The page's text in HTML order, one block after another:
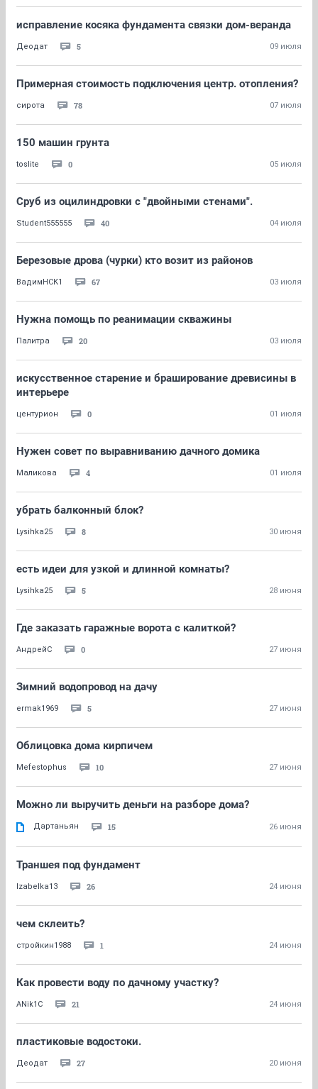
исправление косяка фундамента связки дом-веранда
Деодат 5 09 июля
Примерная стоимость подключения центр. отопления?
сирота 78 07 июля
150 машин грунта
toslite 0 05 июля
Сруб из оцилиндровки с "двойными стенами".
Student555555 40 04 июля
Березовые дрова (чурки) кто возит из районов
ВадимНСК1 67 03 июля
Нужна помощь по реанимации скважины
Палитра 20 03 июля
искусственное старение и браширование древисины в
интерьере
центурион 0 01 июля
Нужен совет по выравниванию дачного домика
Маликова 4 01 июля
убрать балконный блок?
Lysihka25 8 30 июня
есть идеи для узкой и длинной комнаты?
Lysihka25 5 28 июня
Где заказать гаражные ворота с калиткой?
АндрейC 0 27 июня
Зимний водопровод на дачу
ermak1969 5 27 июня
Облицовка дома кирпичем
Mefestophus 10 27 июня
Можно ли выручить деньги на разборе дома?
Дартаньян 15 26 июня
Траншея под фундамент
Izabelka13 26 24 июня
чем склеить?
стройкин1988 1 24 июня
Как провести воду по дачному участку?
ANik1C 21 24 июня
пластиковые водостоки.
Деодат 27 20 июня